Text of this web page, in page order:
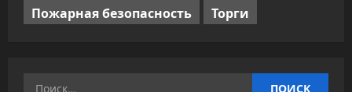
Пожарная безопасность
Торги
Найти: